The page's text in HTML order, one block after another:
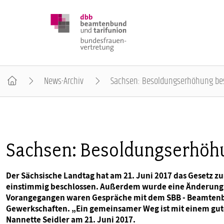
BUNDESTAGSWAHL 2025
POSITIONEN
SCHWERPUNKTTHEMEN
News-Archiv Sachsen: Besoldungserhöhung
Sachsen:
Der Sächsische Landtag hat am 21. Juni 2017 das Gesetz
einstimmig beschlossen. Außerdem wurde eine
Vorangegangen waren Gespräche mit dem SBB -
Gewerkschaften. „Ein gemeinsamer Weg ist mit einem
Nannette Seidler am 21. Juni 2017.